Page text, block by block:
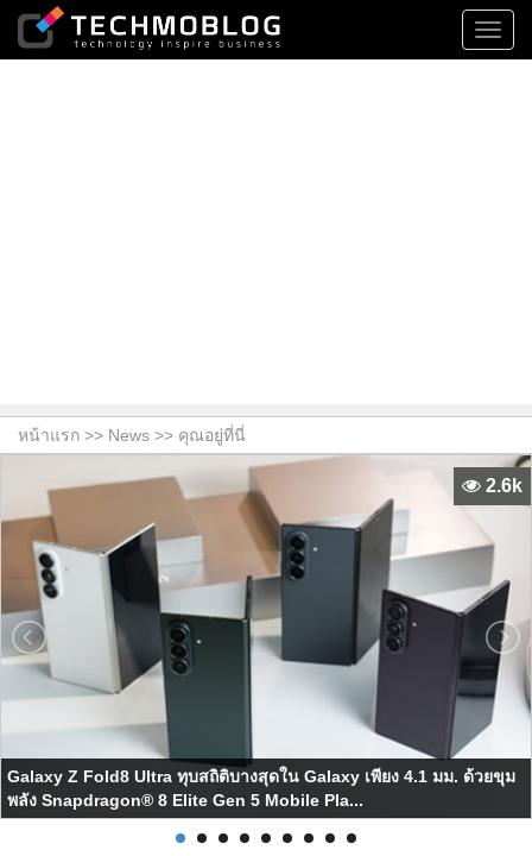
หน้าแรก >> News >> คุณอยู่ที่นี่
Galaxy Z Fold8 Ultra ทุบสถิติบางสุดใน Galaxy เพียง 4.1 มม. ด้วยขุม
พลัง Snapdragon® 8 Elite Gen 5 Mobile Pla...
2.6k